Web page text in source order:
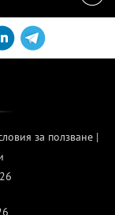
за ползване|